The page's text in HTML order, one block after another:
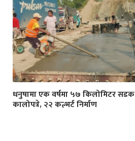
धनुषामा एक वर्षमा ५७ किलोमिटर सडक
कालोपत्रे, २२ कल्भर्ट निर्माण